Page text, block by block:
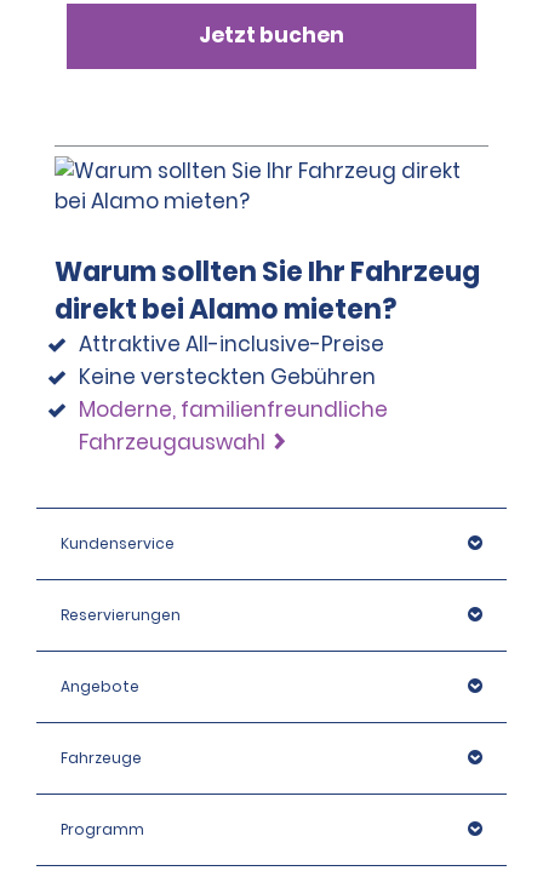
Jetzt buchen
Warum sollten Sie Ihr Fahrzeug
direkt bei Alamo mieten?
Attraktive All-inclusive-Preise
Keine versteckten Gebühren
Moderne, familienfreundliche
Fahrzeugauswahl
Kundenservice
Reservierungen
Angebote
Fahrzeuge
Programm